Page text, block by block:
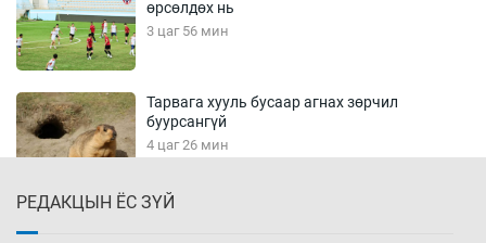
өрсөлдөх нь
3 цаг 56 мин
Тарвага хууль бусаар агнах зөрчил
буурсангүй
4 цаг 26 мин
РЕДАКЦЫН ЁС ЗҮЙ